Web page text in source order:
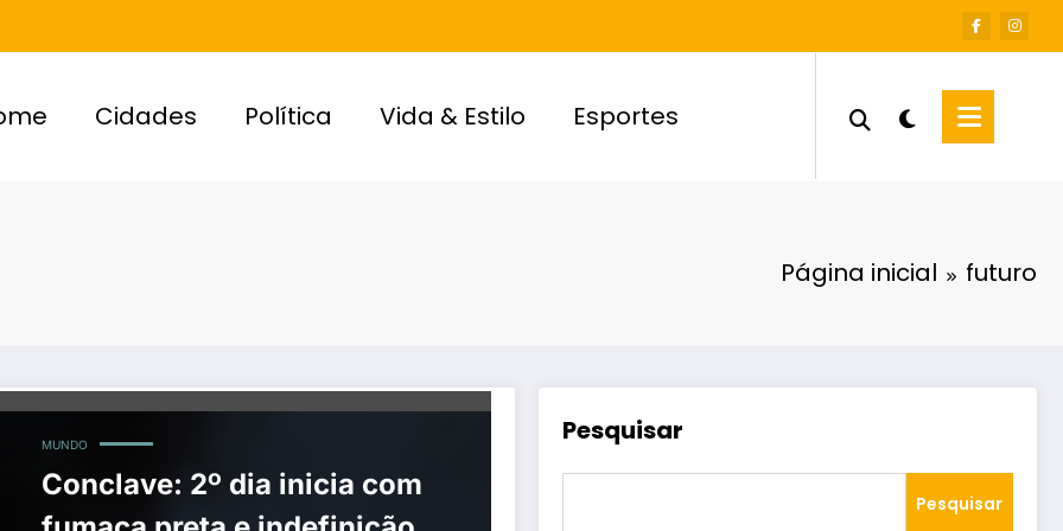
Cidades Política Vida & Estilo Esportes
Página inicial futuro
MUNDO
Conclave: 2º dia inicia com
Pesquisar
Pesquisar